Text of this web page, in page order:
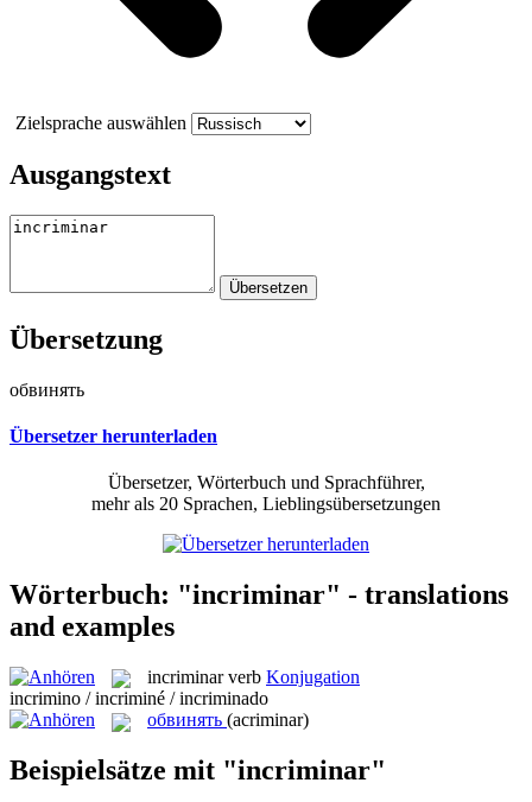
Zielsprache auswählen
Ausgangstext
Übersetzung
обвинять
Übersetzer herunterladen
Übersetzer, Wörterbuch und Sprachführer,
mehr als 20 Sprachen, Lieblingsübersetzungen
Wörterbuch: "incriminar" - translations
and examples
incriminar verb Konjugation
incrimino / incriminé / incriminado
обвинять (acriminar)
Beispielsätze mit "incriminar"